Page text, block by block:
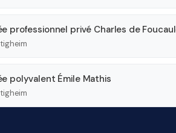
professionnel privé Charles de
polyvalent Émile Mathis